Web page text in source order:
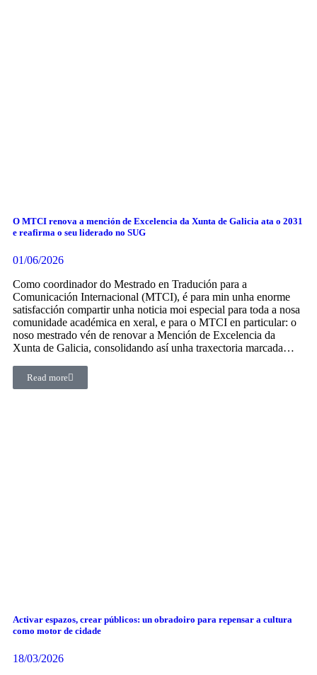
O MTCI renova a mención de Excelencia da Xunta de Galicia ata o 2031
e reafirma o seu liderado no SUG
01/06/2026
Como coordinador do Mestrado en Tradución para a
Comunicación Internacional (MTCI), é para min unha enorme
satisfacción compartir unha noticia moi especial para toda a nosa
comunidade académica en xeral, e para o MTCI en particular: o
noso mestrado vén de renovar a Mención de Excelencia da
Xunta de Galicia, consolidando así unha traxectoria marcada…
Read more
Activar espazos, crear públicos: un obradoiro para repensar a cultura
como motor de cidade
18/03/2026